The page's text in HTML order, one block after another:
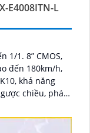
E4008ITN-L
1/1. 8” CMOS,
đến 180km/h,
khả năng
chiều, phát